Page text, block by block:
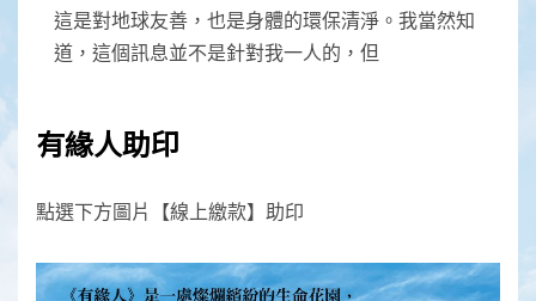
這是對地球友善，也是身體的環保清淨。我當然知
道，這個訊息並不是針對我一人的，但
有緣人助印
點選下方圖片【線上繳款】助印